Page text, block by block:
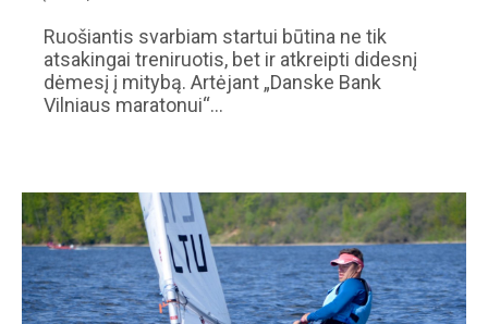
Ruošiantis svarbiam startui būtina ne tik
atsakingai treniruotis, bet ir atkreipti didesnį
dėmesį į mitybą. Artėjant „Danske Bank
Vilniaus maratonui“…